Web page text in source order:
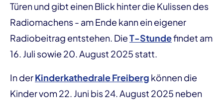
Türen und gibt einen Blick hinter die Kulissen des
Radiomachens - am Ende kann ein eigener
Radiobeitrag entstehen. DieT-Stundefindet am
16. Juli sowie 20. August 2025 statt.
In derKinderkathedrale Freiberg können die
Kinder vom 22. Juni bis 24. August 2025 neben